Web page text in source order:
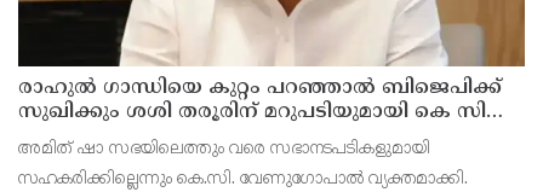
രാഹുല്‍ ഗാന്ധിയെ കുറ്റം പറഞ്ഞാല്‍ ബിജെപിക്ക്
സുഖിക്കും ശശി തരൂരിന് മറുപടിയുമായി കെ സി
വേണുഗോപാല്‍
അമിത് ഷാ സഭയിലെത്തും വരെ സഭാനടപടികളുമായി
സഹകരിക്കില്ലെന്നും കെ.സി. വേണുഗോപാല്‍ വ്യക്തമാക്കി.